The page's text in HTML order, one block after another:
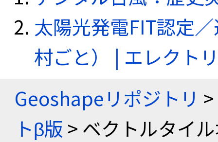
太陽光発電FIT認定
村ごと） | エレクト
Geoshapeリポジトリ >
トβ版 > ベクトルタイ